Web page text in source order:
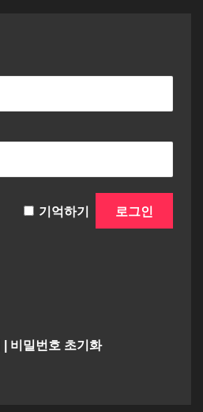
기억하기
비밀번호 초기화